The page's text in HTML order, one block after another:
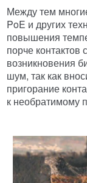
Между тем
PoE и других
повышения
порче
возникновения
шум, так как
пригорание
к необратимому